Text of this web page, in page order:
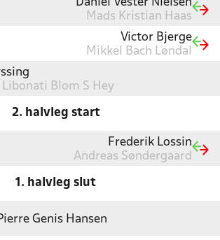
Mads Kristian Haas
Victor Bjerge
Mikkel Bach Løndal
Libonati Blom S Hey
2. halvleg start
Frederik Lossin
Andreas Søndergaard
1. halvleg slut
Genis Hansen